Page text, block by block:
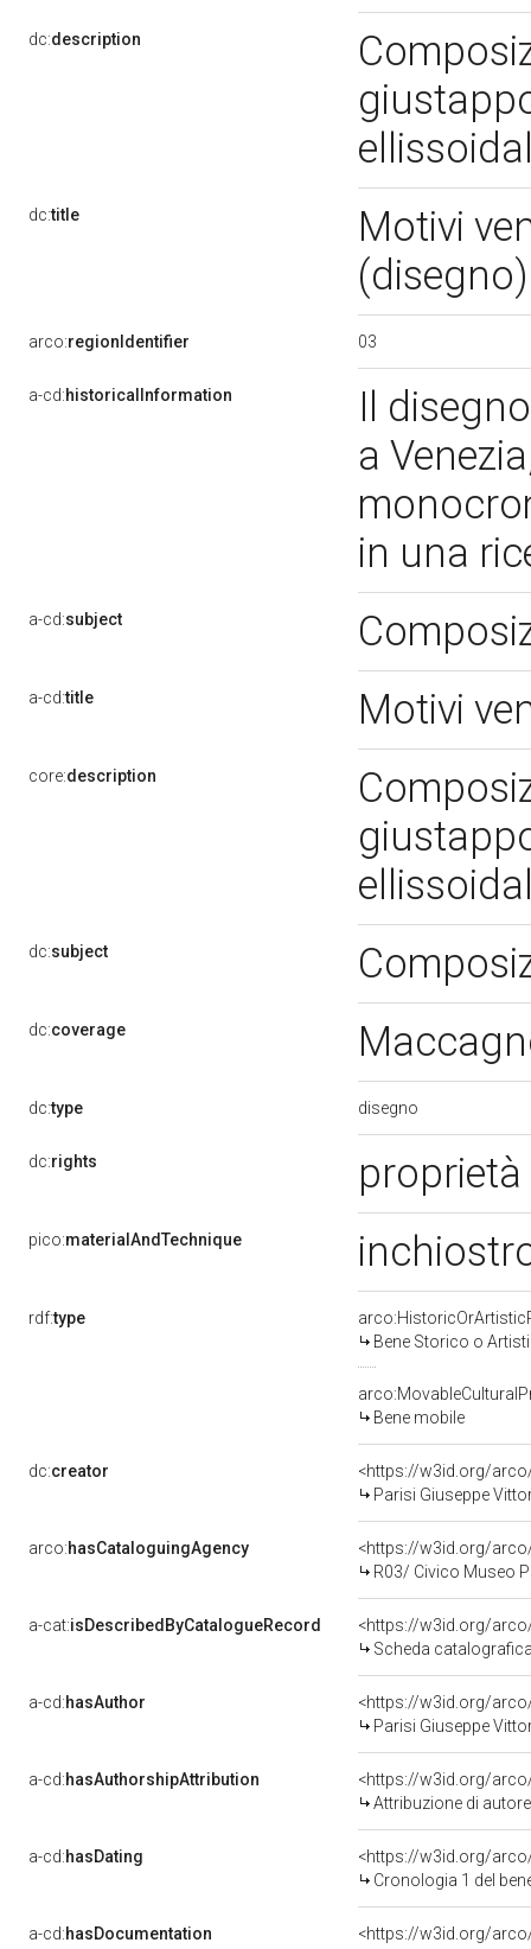
dc:description
dc:title
Motivi
arco:regionIdentifier 03
a-cd:historicalInformation
Il
a
in una
a-cd:subject
a-cd:title Motivi
core:description
dc:subject
dc:coverage
dc:type disegno
dc:rights
pico:materialAndTechnique
rdf:type
Bene Storico o
Bene mobile
dc:creator
<https://w3id.org/
Parisi Giuseppe
arco:hasCataloguingAgency
<https://w3id.org/
R03/ Civico Museo
a-cat:isDescribedByCatalogueRecord
<https://w3id.org/
Scheda
a-cd:hasAuthor
<https://w3id.org/
Parisi Giuseppe
a-cd:hasAuthorshipAttribution
<https://w3id.org/
Attribuzione di
a-cd:hasDating
<https://w3id.org/
Cronologia 1 del
a-cd:hasDocumentation